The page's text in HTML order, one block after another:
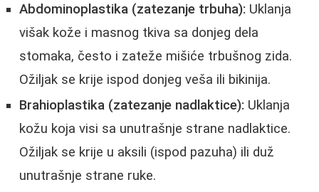
Abdominoplastika (zatezanje trbuha): Uklanja
višak kože i masnog tkiva sa donjeg dela
stomaka, često i zateže mišiće trbušnog zida.
Ožiljak se krije ispod donjeg veša ili bikinija.
Brahioplastika (zatezanje nadlaktice): Uklanja
kožu koja visi sa unutrašnje strane nadlaktice.
Ožiljak se krije u aksili (ispod pazuha) ili duž
unutrašnje strane ruke.